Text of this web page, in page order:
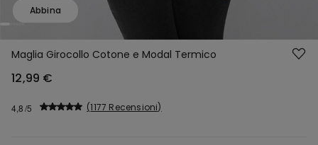
Abbina
Maglia Girocollo Cotone e Modal Termico
12,99 €
4,8 1177 Recensioni